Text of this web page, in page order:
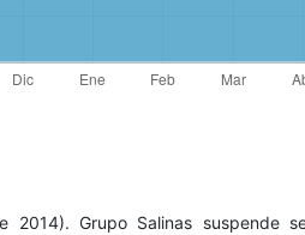
2014). Grupo Salinas suspende